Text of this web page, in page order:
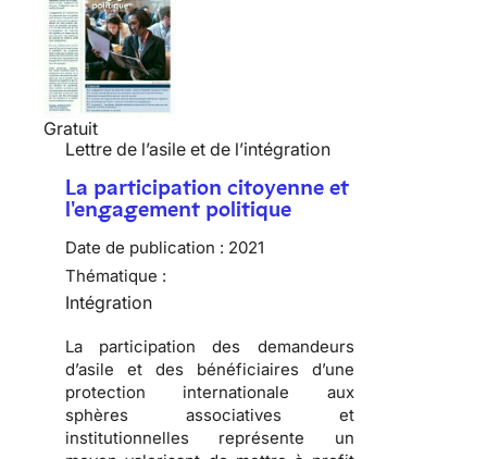
Gratuit
Lettre de l’asile et de l’intégration
La participation citoyenne et
l'engagement politique
Date de publication : 2021
Thématique :
Intégration
La participation des demandeurs
d’asile et des bénéficiaires d’une
protection internationale aux
sphères associatives et
institutionnelles représente un